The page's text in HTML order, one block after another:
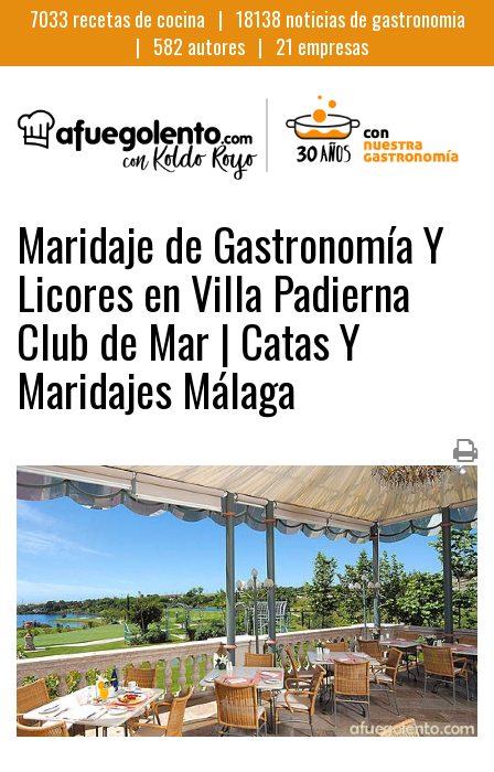
7033 recetas de cocina | 18138 noticias de gastronomia
| 582 autores | 21 empresas
Maridaje de Gastronomía Y
Licores en Villa Padierna
Club de Mar | Catas Y
Maridajes Málaga